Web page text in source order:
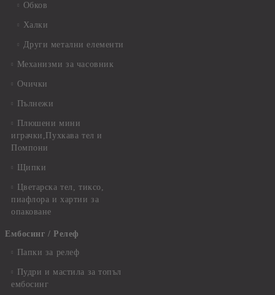
Обков
Халки
Други метални елементи
Механизми за часовник
Очички
Пълнежи
Плюшени мини
играчки,Пухкава тел и
Помпони
Щипки
Цветарска тел, тиксо,
пиафлора и хартии за
опаковане
Ембосинг / Релеф
Папки за релеф
Пудри и мастила за топъл
ембосинг